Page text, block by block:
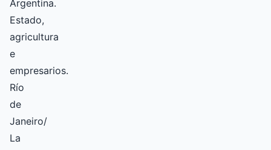
Argentina.
Estado,
agricultura
e
empresarios.
Río
de
Janeiro/
La